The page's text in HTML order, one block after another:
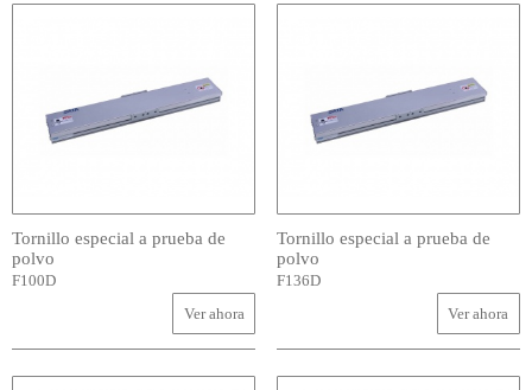
Tornillo especial a prueba de
polvo
F100D
Ver ahora
Tornillo especial a prueba de
polvo
F136D
Ver ahora